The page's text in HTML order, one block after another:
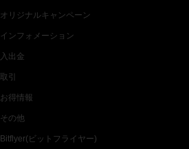
オリジナルキャンペーン
インフォメーション
入出金
取引
お得情報
その他
Bitflyer(ビットフライヤー)